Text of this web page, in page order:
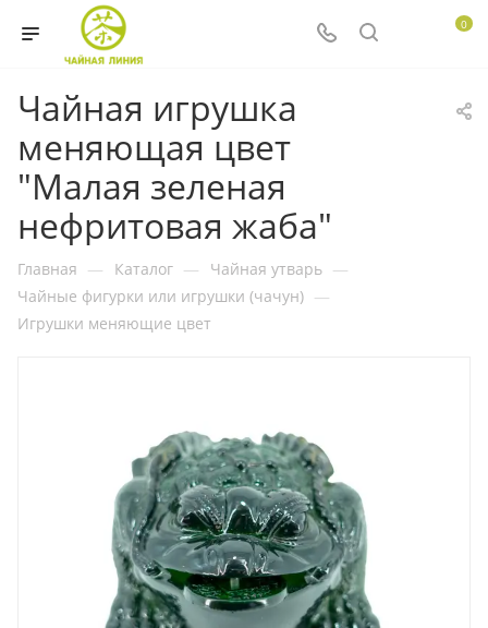
0
Чайная игрушка
меняющая цвет
"Малая зеленая
нефритовая жаба"
Главная — Каталог — Чайная утварь —
Чайные фигурки или игрушки (чачун) —
Игрушки меняющие цвет